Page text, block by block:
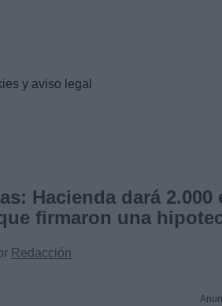
y aviso legal
Hacienda dará
firmaron una
Redacción